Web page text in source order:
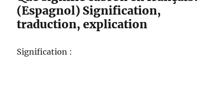
(Espagnol) Signification,
traduction, explication
Signification :